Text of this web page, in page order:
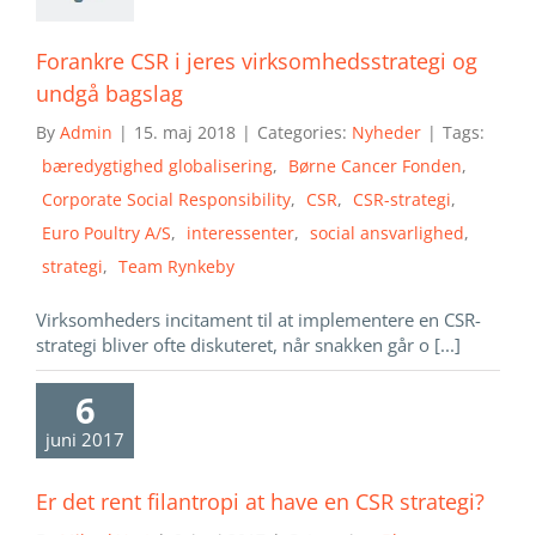
Forankre CSR i jeres virksomhedsstrategi og
undgå bagslag
By Admin | 15. maj 2018 | Categories: Nyheder | Tags:
bæredygtighed globalisering, Børne Cancer Fonden,
Corporate Social Responsibility, CSR, CSR-strategi,
Euro Poultry A/S, interessenter, social ansvarlighed,
strategi, Team Rynkeby
Virksomheders incitament til at implementere en CSR-
strategi bliver ofte diskuteret, når snakken går o [...]
6
juni 2017
Er det rent filantropi at have en CSR strategi?